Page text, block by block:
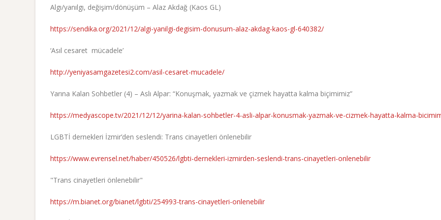
Algı/yanılgı, değişim/dönüşüm – Alaz Akdağ (Kaos GL)
https://sendika.org/2021/12/algi-yanilgi-degisim-donusum-alaz-akdag-kaos-gl-640382/
‘Asıl cesaret mücadele’
http://yeniyasamgazetesi2.com/asil-cesaret-mucadele/
Yarına Kalan Sohbetler (4) – Aslı Alpar: “Konuşmak, yazmak ve çizmek hayatta kalma biçimimiz”
https://medyascope.tv/2021/12/12/yarina-kalan-sohbetler-4-asli-alpar-konusmak-yazmak-ve-cizmek-hayatta-kalma-
LGBTİ dernekleri İzmir’den seslendi: Trans cinayetleri önlenebilir
https://www.evrensel.net/haber/450526/lgbti-dernekleri-izmirden-seslendi-trans-cinayetleri-onlenebilir
"Trans cinayetleri önlenebilir"
https://m.bianet.org/bianet/lgbti/254993-trans-cinayetleri-onlenebilir